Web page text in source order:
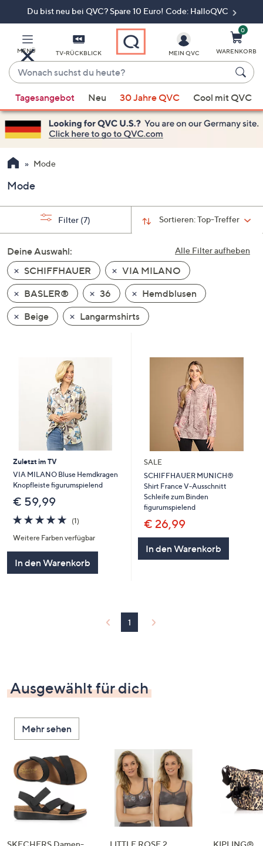
Du bist neu bei QVC? Spare 10 Euro! Code: HalloQVC
MENÜ TV-RÜCKBLICK
Wonach
suchst
du
heute?
Vorschläge
verfügbar
sind,
verwenden
Sie
Pfeiltasten
nach
und
nach
unten
oder
wischen
Sie
auf
anzuzeigen.
MEIN QVC
0
WARENKORB
Tagesangebot Neu 30 Jahre QVC Cool mit QVC
Mode
Mode
Sortieren:Top-Treffer
Filter (7)
Alle Filter aufheben
Deine Auswahl:
SCHIFFHAUER
VIA MILANO
BASLER®
36
Hemdblusen
Beige
Langarmshirts
Zuletzt im TV
VIA MILANO Bluse Hemdkragen
Knopfleiste figurumspielend
€ 59,99
5.0
von
5
(1)1
Weitere Farben verfügbar
In den Warenkorb
SALE
SCHIFFHAUER MUNICH®
Shirt France V-Ausschnitt
Schleife zum Binden
figurumspielend
€ 26,99
In den Warenkorb
1
Ausgewählt für dich
Mehr sehen
SKECHERS Damen-
LITTLE ROSE 2
KIPLING®